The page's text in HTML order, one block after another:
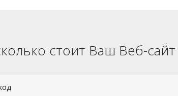
стоит Ваш Веб-сайт